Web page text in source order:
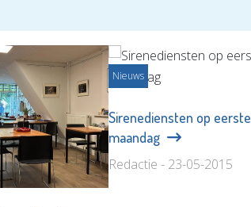
Nieuws
Sirenediensten op eerste
maandag
Redactie - 23-05-2015